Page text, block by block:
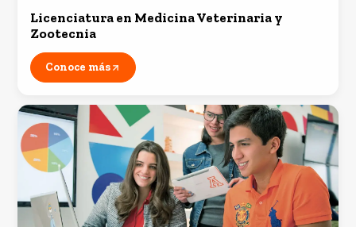
Licenciatura en Medicina Veterinaria y
Zootecnia
Conoce más